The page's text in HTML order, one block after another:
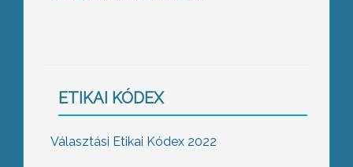
ETIKAI KÓDEX
Választási Etikai Kódex 2022